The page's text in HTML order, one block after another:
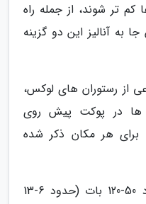
کم تر شوند، از جمله راه
آنالیز این دو گزینه
از رستوران های لوکس،
ها در پوکت پیش روی
هر مکان ذکر شده
رستوران های ارزان قیمت: حدود 50-120 بات (حدود 6-13